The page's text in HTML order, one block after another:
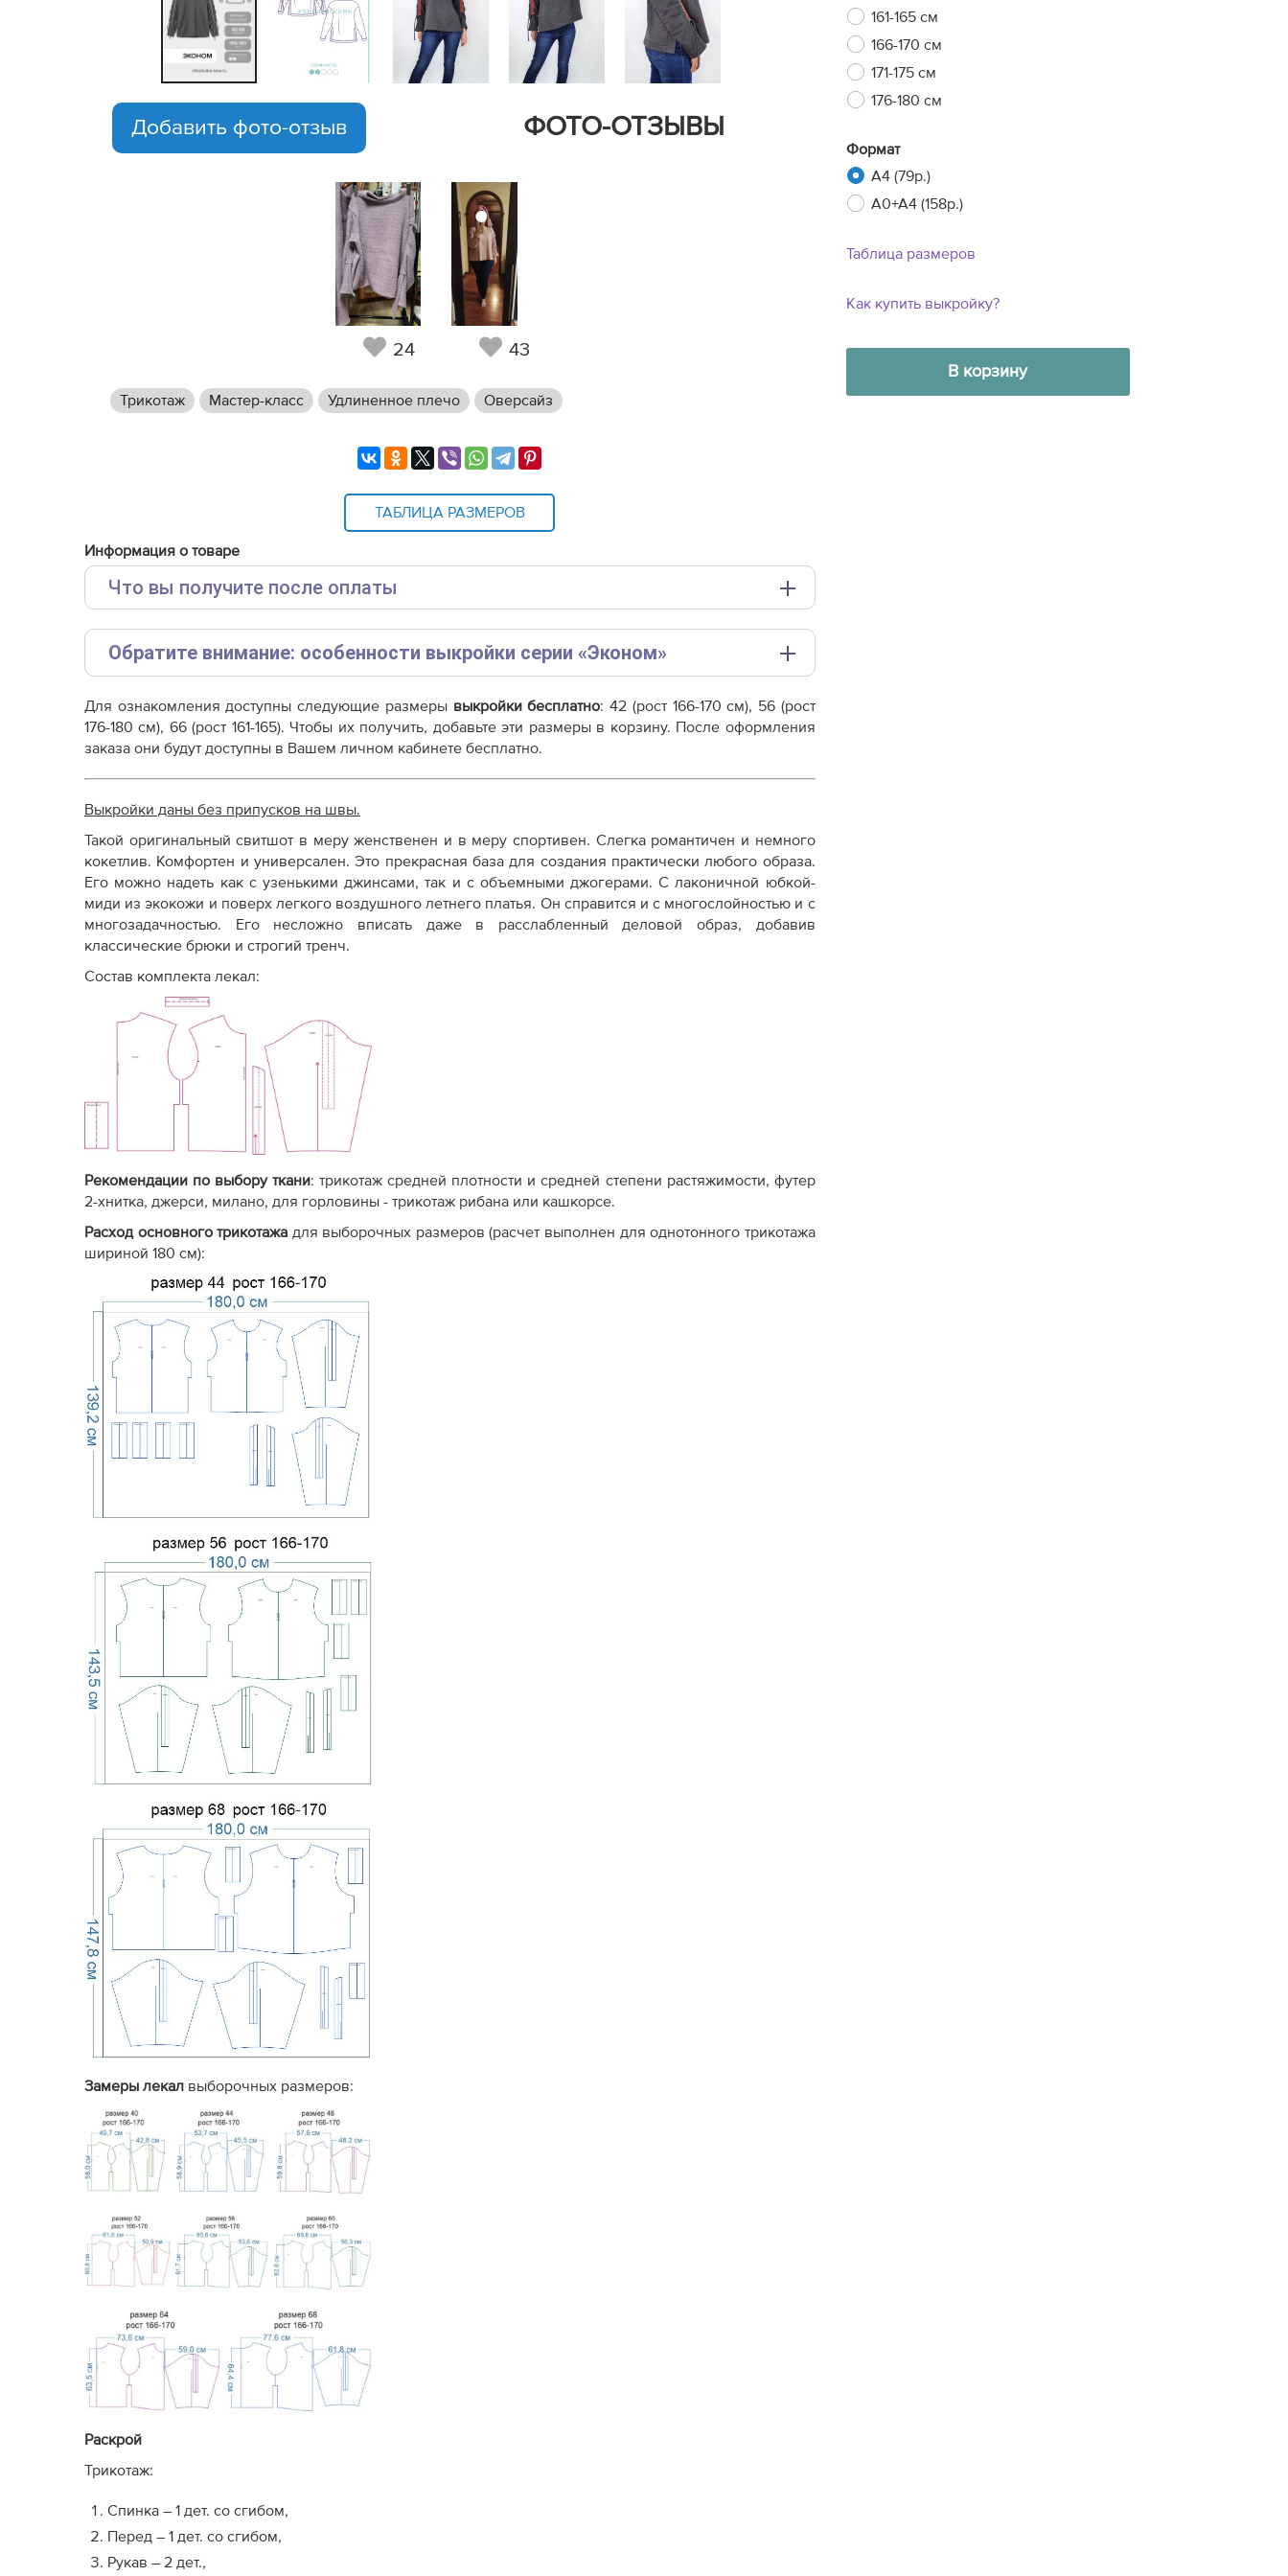
161-165 см
166-170 см
171-175 см
176-180 см
Формат
A4 (79р.)
A0+A4 (158р.)
Таблица размеров
Как купить выкройку?
В корзину
ФОТО-ОТЗЫВЫ
Добавить фото-отзыв
24 43
Трикотаж Мастер-класс Удлиненное плечо Оверсайз
ТАБЛИЦА РАЗМЕРОВ
Информация о товаре
Что вы получите после оплаты
Выкройка PDF для печати на принтере A4 или плоттере A0 с шириной печати 810мм в зависимости
от выбора формата
Дополнительные файлы:
Справочник - виды швов
Терминология машинных работ
Дополнение к технологии пошива
Как распечатывать выкройки
Как скорректировать готовую выкройку по росту
Обратите внимание: особенности выкройки серии «Эконом»
пожалуйста, ознакомьтесь с ключевыми отличиями от наших стандартных лекал:
Характеристика
Стоимость
(значительно дешевле
стандарта)
Стандартная (на уровне
рынка)
Припуски на швы
Отсутствуют
самостоятельно)
Предусмотрены и нанесены
Размерный ряд
Сокращенныйряд
размеров и/или ростовок
лекал
Только конструктивная
основа
. Может не быть
разметок и деталей
обработки (обтачек,
Расход бумаги
Экономичный . Меньше
листов при печати, так как
мелкие детали
вычленяются из основных
лекал самостоятельно.
Без полей для обрезки
(стыкуется по меткам-
крестикам). Настройки
печати полностью
аналогичны стандарту.
выкройку
Фото изделия
Отсутствуют или есть
Инструкция по
пошиву
Краткая
(текст или видео
от подписчиков). Иногда
отсутствует.
Технические
данные
Базовые. Прибавки
определяются
самостоятельно по
Опыт других
покупателей
Большое количество
отзывов
, накопленных за
годы работы проекта.
Кому подойдет, а кому нерекомендуется серия «Эконом»?
Рекомендуется:
Опытным мастерам
, которые хорошо знают технологию пошива, умеют самостоятельно
моделировать внутренние детали (обтачки, подкладку), рассчитывать припуски
Желающим сэкономить
, кто ценит очень низкую цену, готов ориентироваться на отзывы прошлых
лет и собирать лекала по крестикам-меткам без обрезки полей.
Новичкам в шитье
, которым необходимы пошаговые подсказки, подробные таблицы прибавок и
готовые детали обработки.
Тем, кому важен визуал
, так как у этих моделей нет фотографий отшитого образца, а технологию и
посадку придется оценивать по базовой конструкции.
Для ознакомления доступны следующие размеры выкройки бесплатно: 42 (рост 166-170 см), 56 (рост
176-180 см), 66 (рост 161-165). Чтобы их получить, добавьте эти размеры в корзину. После оформления
заказа они будут доступны в Вашем личном кабинете бесплатно.
Выкройки даны без припусков на швы.
Такой оригинальный свитшот в меру женственен и в меру спортивен. Слегка романтичен и немного
кокетлив. Комфортен и универсален. Это прекрасная база для создания практически любого образа.
Его можно надеть как с узенькими джинсами, так и с объемными джогерами. С лаконичной юбкой-
миди из экокожи и поверх легкого воздушного летнего платья. Он справится и с многослойностью и с
многозадачностью. Его несложно вписать даже в расслабленный деловой образ, добавив
классические брюки и строгий тренч.
Состав комплекта лекал:
Рекомендации по выбору ткани: трикотаж средней плотности и средней степени растяжимости, футер
2-хнитка, джерси, милано, для горловины - трикотаж рибана или кашкорсе.
Расход основного трикотажа для выборочных размеров (расчет выполнен для однотонного трикотажа
шириной 180 см):
Замеры лекал выборочных размеров:
Раскрой
Трикотаж:
Спинка – 1 дет. со сгибом,
Перед – 1 дет. со сгибом,
Рукав – 2 дет.,